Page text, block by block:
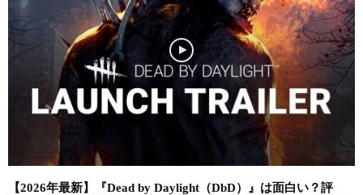
【2026年最新】『Dead by Daylight（DbD）』は面白い？評